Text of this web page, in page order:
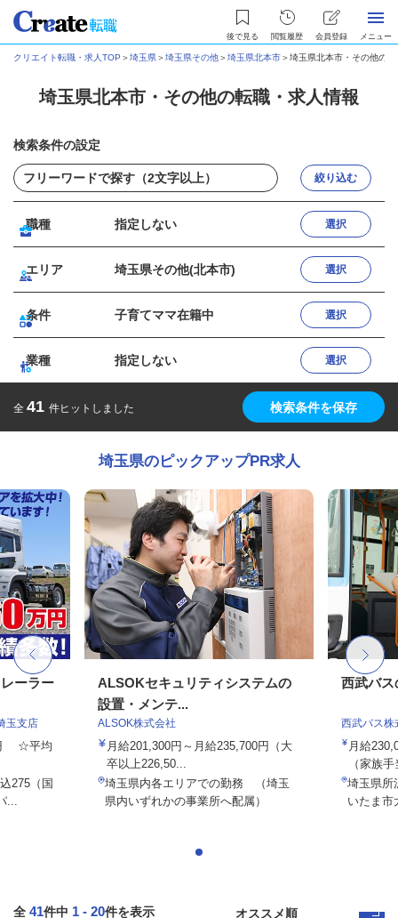
後で見る 閲覧履歴 会員登録 メニュー
クリエイト転職・求人TOP ＞埼玉県＞埼玉県その他＞埼玉県北本市＞埼玉県北本市・その他の
埼玉県北本市・その他の転職・求人情報
検索条件の設定
絞り込む
職種 指定しない 選択
エリア 埼玉県その他(北本市) 選択
条件 子育てママ在籍中 選択
業種 指定しない 選択
全 41 件ヒットしました 検索条件を保存
埼玉県のピックアップPR求人
ーラー
玉支店
円 ☆平均
275（国
ALSOKセキュリティシステムの
設置・メンテ...
ALSOK株式会社
月給201,300円～月給235,700円（大
卒以上226,50...
埼玉県内各エリアでの勤務 （埼玉
県内いずれかの事業所へ配属）
西武バス
西武バス株
月給
（家族
埼玉県所
いたま市
全 41件中 1 - 20件を表示